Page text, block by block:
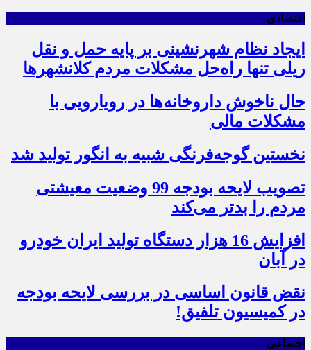
اقتصادی
ایجاد نظام شهرنشینی بر پایه حمل و نقل
ریلی تنها راه‌حل مشکلات مردم کلانشهرها
حال ناخوش داروخانه‌ها در رویارویی با
مشکلات مالی
نخستین گوجه‌فرنگی شبیه به انگور تولید شد
تصویب لایحه بودجه 99 وضعیت معیشتی
مردم را بدتر می‌کند
افزایش 16 هزار دستگاه تولید ایران خودرو
در آبان
نقض قانون اساسی در بررسی لایحه بودجه
در کمیسیون تلفیق!
اجتماعی